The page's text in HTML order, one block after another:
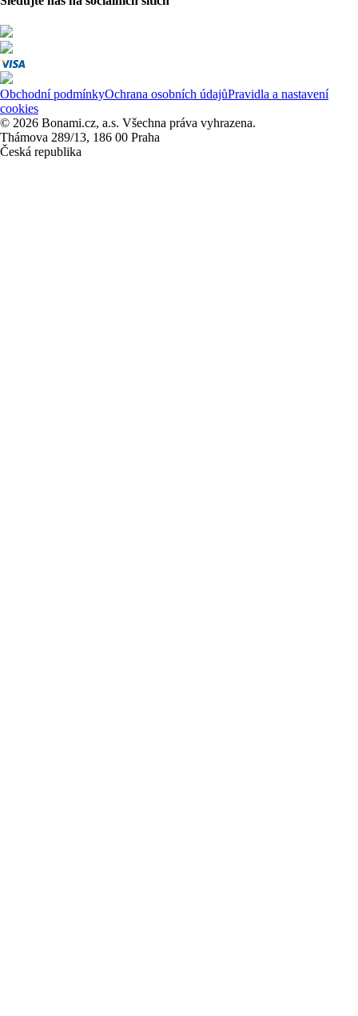
Obchodní podmínkyOchrana osobních údajůPravidla a nastavení
cookies
© 2026 Bonami.cz, a.s. Všechna práva vyhrazena.
Thámova 289/13, 186 00 Praha
Česká republika